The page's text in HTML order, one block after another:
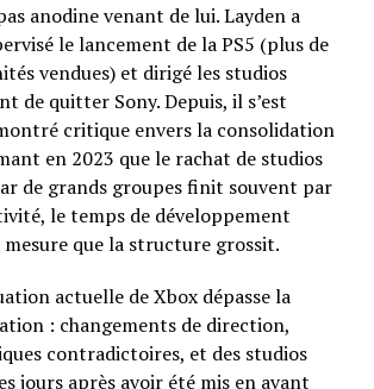
anodine venant de lui. Layden a
le lancement de la PS5 (plus de
vendues) et dirigé les studios
de quitter Sony. Depuis, il s’est
critique envers la consolidation
en 2023 que le rachat de studios
de grands groupes finit souvent par
le temps de développement
que la structure grossit.
actuelle de Xbox dépasse la
: changements de direction,
contradictoires, et des studios
jours après avoir été mis en avant